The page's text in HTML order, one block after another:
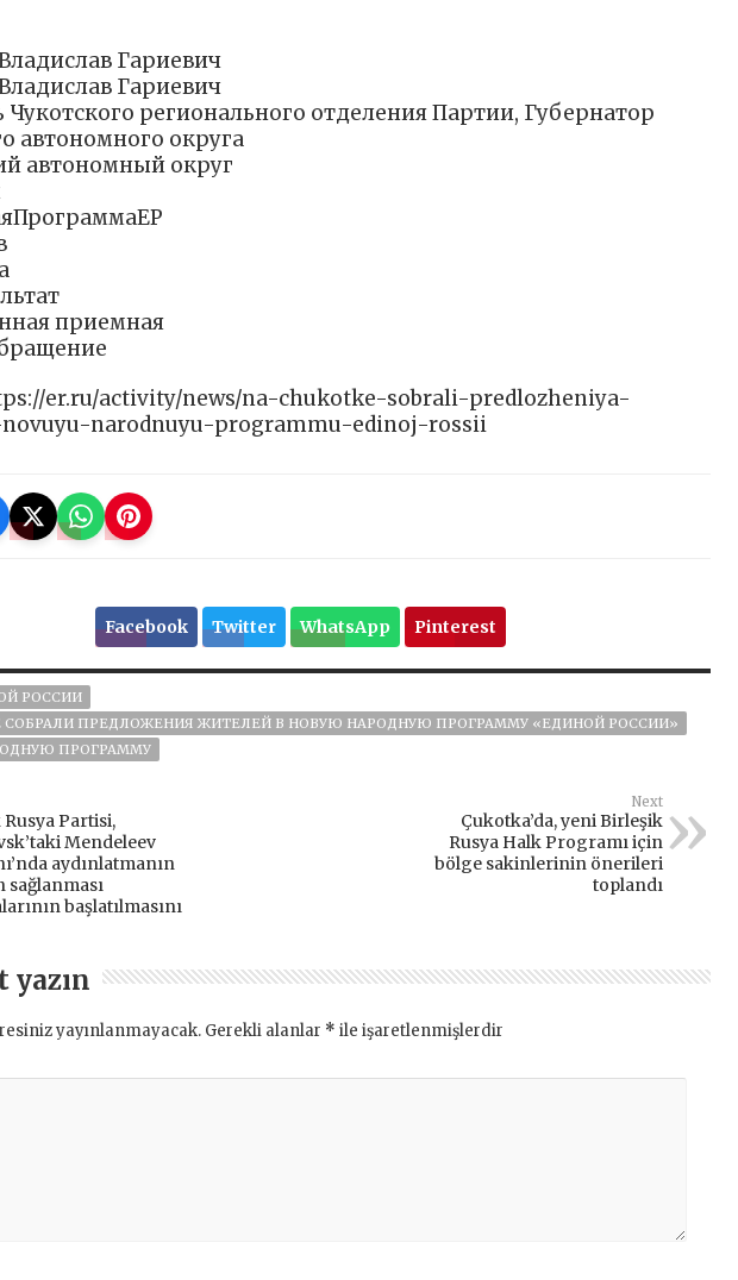
Гариевич
Гариевич
Чукотского регионального отделения Партии, Губернатор
автономного округа
автономный округ
приемная
er.ru/activity/news/na-chukotke-sobrali-predlozheniya-
narodnuyu-programmu-edinoj-rossii
Facebook Twitter WhatsApp Pinterest
РОССИИ
СОБРАЛИ ПРЕДЛОЖЕНИЯ ЖИТЕЛЕЙ В НОВУЮ НАРОДНУЮ ПРОГРАММУ «ЕДИНОЙ РОССИИ»
ПРОГРАММУ
Partisi,
Mendeleev
aydınlatmanın
sağlanması
başlatılmasını
Next
Çukotka’da, yeni Birleşik
Rusya Halk Programı için
bölge sakinlerinin önerileri
toplandı
yazın
yayınlanmayacak. Gerekli alanlar * ile işaretlenmişlerdir